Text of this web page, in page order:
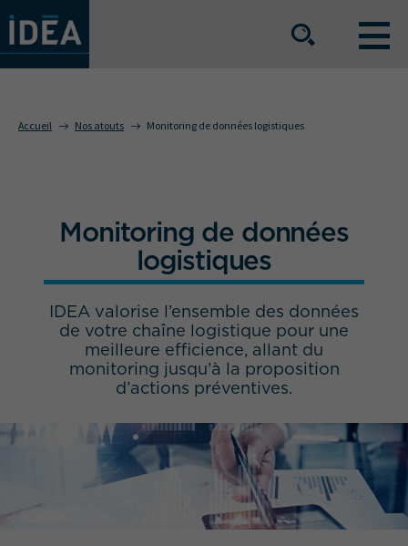
Le groupe
Nous rejoindre
Nos implantations
Espace Presse
NOS SECTEURS D'ACTIVITÉ
Accueil Nos atouts Monitoring de données logistiques
Monitoring de données
logistiques
IDEA valorise l’ensemble des données
de votre chaîne logistique pour une
meilleure efficience, allant du
monitoring jusqu’à la proposition
d’actions préventives.